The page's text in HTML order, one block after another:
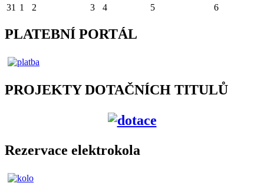
31 1 2 3 4 5 6
PLATEBNÍ PORTÁL
PROJEKTY DOTAČNÍCH TITULŮ
Rezervace elektrokola